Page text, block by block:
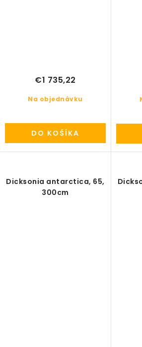
Na objednávku
€1 735,22
DO KOŠÍKA
Dicksonia antarctica, 65,
300cm